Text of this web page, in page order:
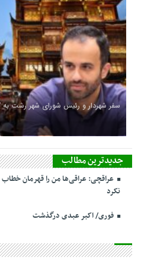
سفر شهردار و رئیس شورای شهر رشت
جدیدترین مطالب
عراقچی: عراقی‌ها من را قهرمان
نکرد
فوری/ اکبر عبدی درگذشت